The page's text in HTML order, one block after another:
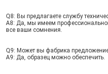
Q8: Вы предлагаете службу
A8: Да, мы имеем
все ваши сомнения.
Q9: Может вы фабрика
A9: Да, образец можно обеспечить.